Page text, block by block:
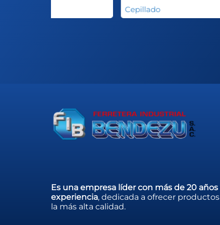
Cepillado
Es una empresa líder con más de 20 años
experiencia, dedicada a ofrecer
la más alta calidad.